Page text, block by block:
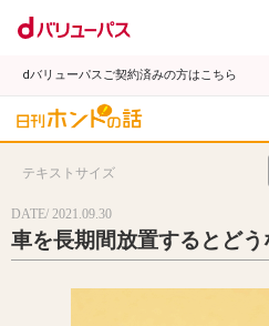
dバリューパスご契約済みの方はこちら
テキストサイズ
DATE/ 2021.09.30
車を長期間放置するとどう